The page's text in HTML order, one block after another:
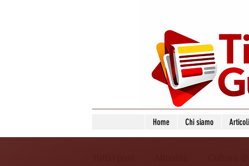
Home Chi siamo